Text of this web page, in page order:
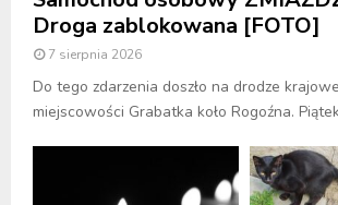
Droga zablokowana [FOTO]
7 sierpnia 2026
Do tego zdarzenia doszło na drodze
miejscowości Grabatka koło Rogoźna.